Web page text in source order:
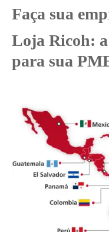
Faça sua
Loja Ricoh:
para sua